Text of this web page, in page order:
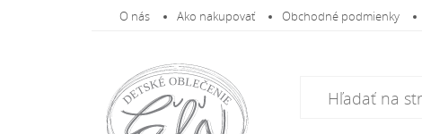
O nás Ako nakupovať Obchodné podmienky